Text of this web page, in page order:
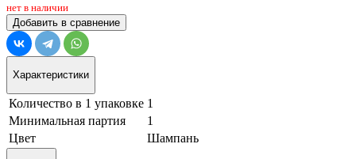
нет в наличии
Добавить в сравнение
Характеристики
Количество в 1 упаковке 1
Минимальная партия
1
Цвет
Шампань